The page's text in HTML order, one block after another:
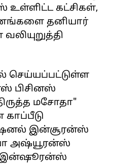
உள்ளிட்ட கட்சிகள்,
தனியார்
செய்யப்பட்டுள்ள
பிசினஸ்
மசோதா"
காப்பீடு
இன்சூரன்ஸ்
அஷ்யூரன்ஸ்
இன்ஷூரன்ஸ்